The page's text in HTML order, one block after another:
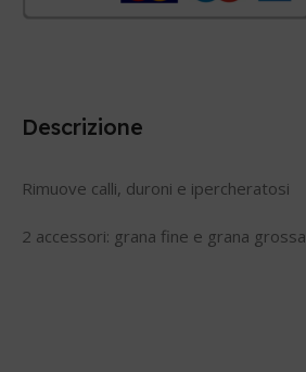
Descrizione
Rimuove calli, duroni e ipercheratosi
2 accessori: grana fine e grana grossa